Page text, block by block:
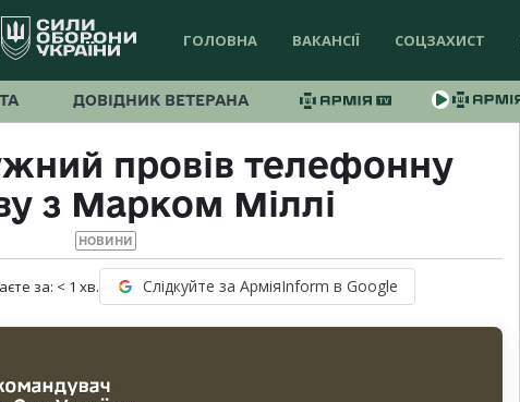
ГОЛОВНА ВАКАНСІЇ СОЦЗАХИСТ
ДОВІДНИК ВЕТЕРАНА
провів телефонну
з Марком Міллі
НОВИНИ
за: < 1 хв. Слідкуйте за АрміяInform в Google